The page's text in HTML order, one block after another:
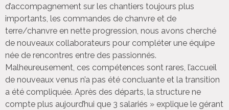
d’accompagnement sur les chantiers toujours plus
importants, les commandes de chanvre et de
terre/chanvre en nette progression, nous avons cherché
de nouveaux collaborateurs pour compléter une équipe
née de rencontres entre des passionnés.
Malheureusement, ces compétences sont rares, l’accueil
de nouveaux venus n’a pas été concluante et la transition
a été compliquée. Après des départs, la structure ne
compte plus aujourd’hui que 3 salariés » explique le gérant